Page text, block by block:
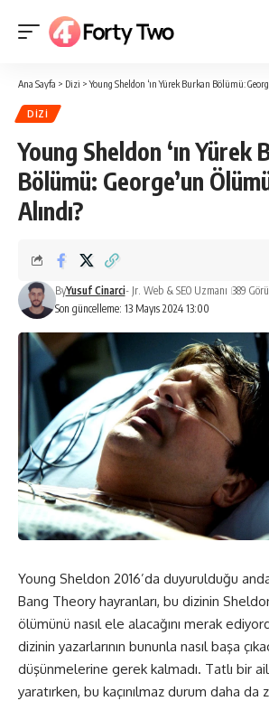
Ana Sayfa > Dizi >Young Sheldon ‘ın Yürek Burkan Bölümü:
DIZI
Young Sheldon ‘ın Yürek
Bölümü: George’un
Alındı?
Son güncelleme: 13 Mayıs 2024 13:00
ByYusuf Cinarci- Jr. Web & SEO Uzmanı 389
Young Sheldon 2016’da duyurulduğu
Bang Theory hayranları, bu dizinin
ölümünü nasıl ele alacağını merak
dizinin yazarlarının bununla nasıl başa
düşünmelerine gerek kalmadı. Tatlı bir
yaratırken, bu kaçınılmaz durum daha da